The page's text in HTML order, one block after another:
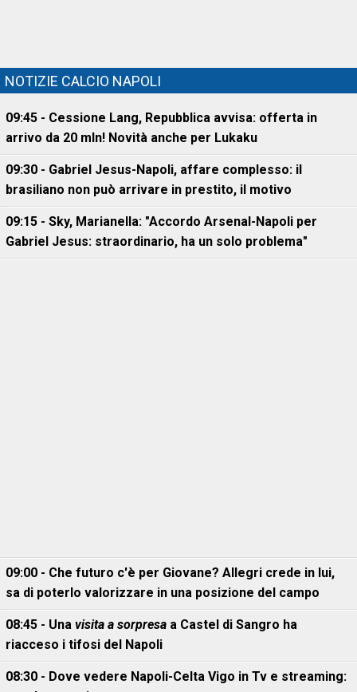
NOTIZIE CALCIO NAPOLI
09:45 - Cessione Lang, Repubblica avvisa: offerta in
arrivo da 20 mln! Novità anche per Lukaku
09:30 - Gabriel Jesus-Napoli, affare complesso: il
brasiliano non può arrivare in prestito, il motivo
09:15 - Sky, Marianella: "Accordo Arsenal-Napoli per
Gabriel Jesus: straordinario, ha un solo problema"
09:00 - Che futuro c'è per Giovane? Allegri crede in lui,
sa di poterlo valorizzare in una posizione del campo
08:45 - Una visita a sorpresa a Castel di Sangro ha
riacceso i tifosi del Napoli
08:30 - Dove vedere Napoli-Celta Vigo in Tv e streaming: